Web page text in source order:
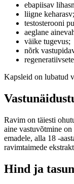
ebapiisav
liigne keharasv;
testosterooni
aeglane
väike tugevus;
nõrk
Kapsleid on lubatud
Ravim on täiesti
aine vastuvõtmine on
emadele, alla 18 -
ravimtaimede
Hind ja